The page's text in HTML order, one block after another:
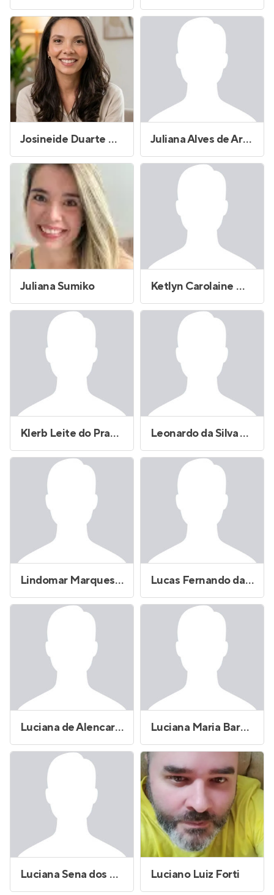
Josineide Duarte Costa Juliana Alves de Araujo
Juliana Sumiko Ketlyn Carolaine Macedo de Araujo
Klerb Leite do Prado Junior Leonardo da Silva Xavier
Lindomar Marques de Oliveira Freitas Lucas Fernando da Costa Viana
Luciana de Alencar Lopes Luciana Maria Barbosa de Araujo
Luciana Sena dos Santos Luciano Luiz Forti